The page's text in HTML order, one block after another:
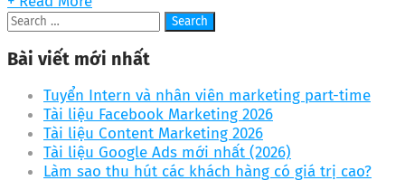
Bài viết mới nhất
Tuyển Intern và nhân viên marketing part-time
Tài liệu Facebook Marketing 2026
Tài liệu Content Marketing 2026
Tài liệu Google Ads mới nhất (2026)
Làm sao thu hút các khách hàng có giá trị cao?